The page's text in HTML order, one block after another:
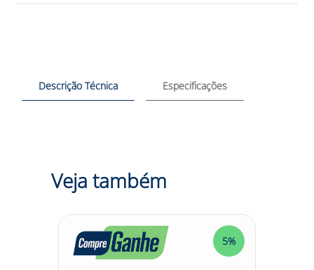
Descrição Técnica Especificações
Veja também
5%